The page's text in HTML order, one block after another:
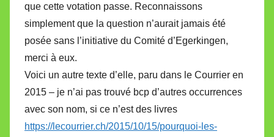
que cette votation passe. Reconnaissons
simplement que la question n’aurait jamais été
posée sans l’initiative du Comité d’Egerkingen,
merci à eux.
Voici un autre texte d’elle, paru dans le Courrier en
2015 – je n’ai pas trouvé bcp d’autres occurrences
avec son nom, si ce n’est des livres
https://lecourrier.ch/2015/10/15/pourquoi-les-